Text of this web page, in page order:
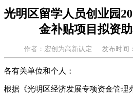
光明区留学人员创业园
金补贴项目拟资
作者：宏创为高新认定 发布时间
各有关单位和个人：
根据《光明区经济发展专项资金管理